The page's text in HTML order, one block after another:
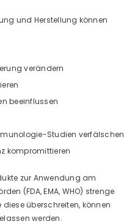
und Herstellung können
verändern
beeinflussen
Studien verfälschen
kompromittieren
zur Anwendung am
(FDA, EMA, WHO) strenge
diese überschreiten, können
werden.